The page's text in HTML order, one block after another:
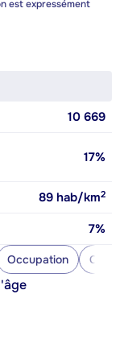
est expressément
10 669
17%
89 hab/km2
7%
Occupation